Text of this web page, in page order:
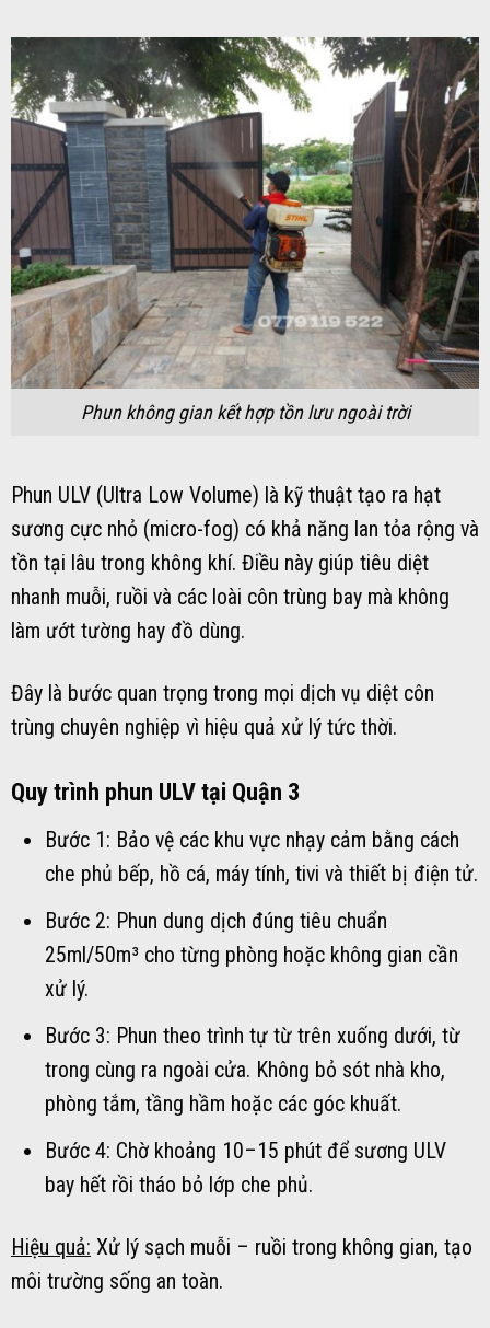
Phun không gian kết hợp tồn lưu ngoài trời
Phun ULV (Ultra Low Volume) là kỹ thuật tạo ra hạt
sương cực nhỏ (micro-fog) có khả năng lan tỏa rộng và
tồn tại lâu trong không khí. Điều này giúp tiêu diệt
nhanh muỗi, ruồi và các loài côn trùng bay mà không
làm ướt tường hay đồ dùng.
Đây là bước quan trọng trong mọi dịch vụ diệt côn
trùng chuyên nghiệp vì hiệu quả xử lý tức thời.
Quy trình phun ULV tại Quận 3
Bước 1: Bảo vệ các khu vực nhạy cảm bằng cách
che phủ bếp, hồ cá, máy tính, tivi và thiết bị điện tử.
Bước 2: Phun dung dịch đúng tiêu chuẩn
25ml/50m³ cho từng phòng hoặc không gian cần
xử lý.
Bước 3: Phun theo trình tự từ trên xuống dưới, từ
trong cùng ra ngoài cửa. Không bỏ sót nhà kho,
phòng tắm, tầng hầm hoặc các góc khuất.
Bước 4: Chờ khoảng 10–15 phút để sương ULV
bay hết rồi tháo bỏ lớp che phủ.
Hiệu quả: Xử lý sạch muỗi – ruồi trong không gian, tạo
môi trường sống an toàn.